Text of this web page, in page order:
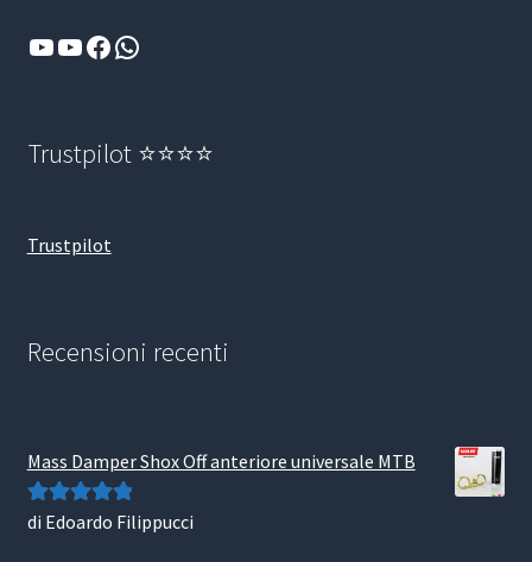
YouTube
YouTube
Facebook
WhatsApp
Trustpilot ⭐⭐⭐⭐
Trustpilot
Recensioni recenti
Mass Damper Shox Off anteriore universale MTB
Valutato5su
di Edoardo Filippucci